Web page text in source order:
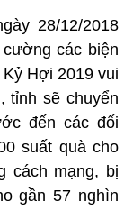
28/12/2018
các biện
Hợi 2019 vui
tỉnh sẽ chuyển
đến các đối
suất quà cho
cách mạng, bị
gần 57 nghìn